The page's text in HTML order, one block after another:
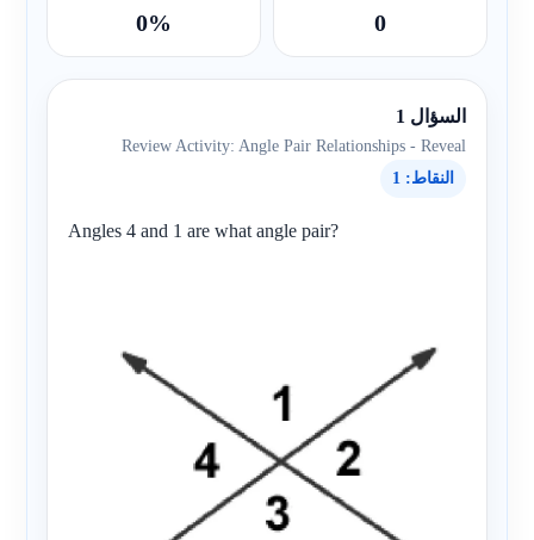
0
0%
السؤال 1
Review Activity: Angle Pair Relationships - Reveal
النقاط: 1
Angles 4 and 1 are what angle pair?